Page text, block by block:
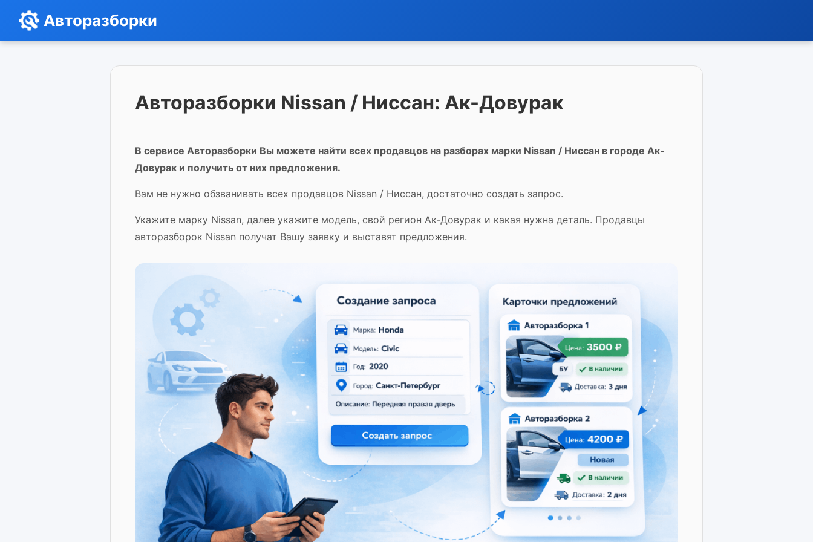
Авторазборки
Авторазборки Nissan / Ниссан: Ак-Довурак
В сервисе Авторазборки Вы можете найти всех продавцов на разборах марки Nissan / Ниссан в городе Ак-
Довурак и получить от них предложения.
Вам не нужно обзванивать всех продавцов Nissan / Ниссан, достаточно создать запрос.
Укажите марку Nissan, далее укажите модель, свой регион Ак-Довурак и какая нужна деталь. Продавцы
авторазборок Nissan получат Вашу заявку и выставят предложения.